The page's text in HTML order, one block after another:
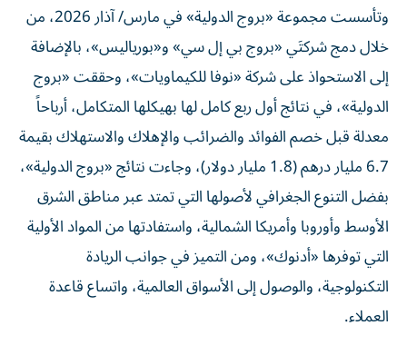
وتأسست مجموعة «بروج الدولية» في مارس/ آذار 2026، من
خلال دمج شركتَي «بروج بي إل سي» و«بورياليس»، بالإضافة
إلى الاستحواذ على شركة «نوفا للكيماويات»، وحققت «بروج
الدولية»، في نتائج أول ربع كامل لها بهيكلها المتكامل، أرباحاً
معدلة قبل خصم الفوائد والضرائب والإهلاك والاستهلاك بقيمة
6.7 مليار درهم (1.8 مليار دولار)، وجاءت نتائج «بروج الدولية»،
بفضل التنوع الجغرافي لأصولها التي تمتد عبر مناطق الشرق
الأوسط وأوروبا وأمريكا الشمالية، واستفادتها من المواد الأولية
التي توفرها «أدنوك»، ومن التميز في جوانب الريادة
التكنولوجية، والوصول إلى الأسواق العالمية، واتساع قاعدة
العملاء.